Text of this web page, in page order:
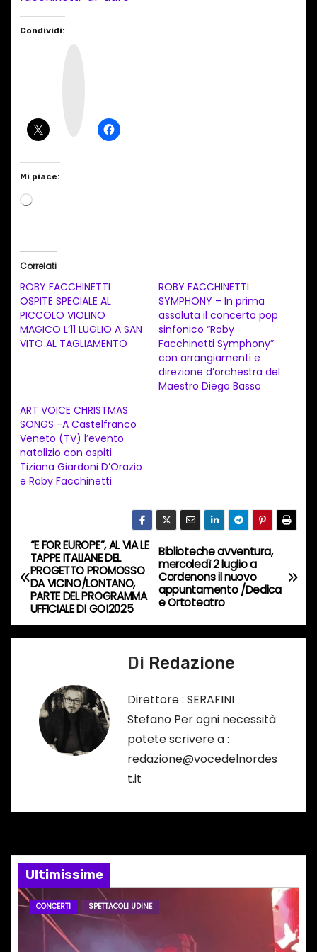
Condividi:
Mi piace:
C
a
m
e
i
n
c
o
…
Correlati
ROBY FACCHINETTI
OSPITE SPECIALE AL
PICCOLO VIOLINO
MAGICO L’11 LUGLIO A SAN
VITO AL TAGLIAMENTO
ROBY FACCHINETTI
SYMPHONY – In prima
assoluta il concerto pop
sinfonico “Roby
Facchinetti Symphony”
con arrangiamenti e
direzione d’orchestra del
Maestro Diego Basso
ART VOICE CHRISTMAS
SONGS -A Castelfranco
Veneto (TV) l’evento
natalizio con ospiti
Tiziana Giardoni D’Orazio
e Roby Facchinetti
N
a
v
i
n
e
a
r
Biblioteche avventura,
mercoledì 2 luglio a
Cordenons il nuovo
appuntamento /Dedica
e Ortoteatro
“E FOR EUROPE”, AL VIA LE
TAPPE ITALIANE DEL
PROGETTO PROMOSSO
DA VICINO/LONTANO,
PARTE DEL PROGRAMMA
UFFICIALE DI GO!2025
Di Redazione
Direttore : SERAFINI
Stefano Per ogni necessità
potete scrivere a :
redazione@vocedelnordes
t.it
Ultimissime
CONCERTI SPETTACOLI UDINE